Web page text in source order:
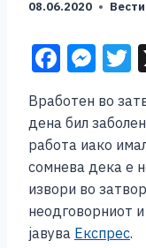
08.06.2020 Вести
F
a
c
e
b
o
o
M
ss
e
n
g
er
Вработен во
дена бил
работа иако
сомнева дека е
извори во
неодговорниот
јавува Експрес.